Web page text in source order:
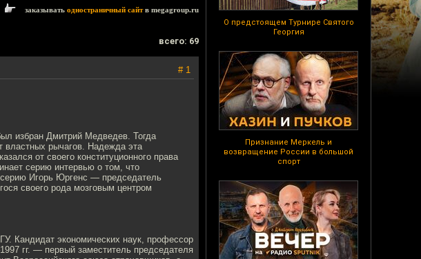
О предстоящем Турнире Святого
Георгия
Признание Меркель и
возвращение России в большой
спорт
заказывать одностраничный сайтв megagroup.ru
всего: 69
# 1
избран Дмитрий Медведев. Тогда
властных рычагов. Надежда эта
от своего конституционного права
серию интервью о том, что
Игорь Юргенс — председатель
своего рода мозговым центром
Кандидат экономических наук, профессор
гг. — первый заместитель председателя